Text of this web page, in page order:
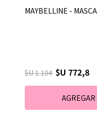
MAYBELLINE -
$U 1.104 $U 772,8